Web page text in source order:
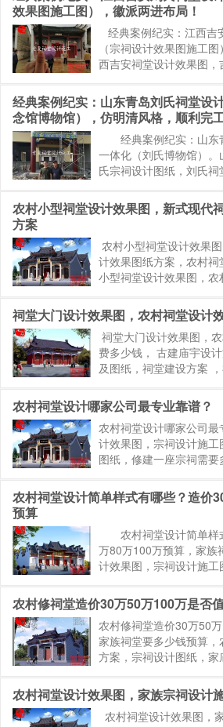
米，属于中大...
效果图施工图），徽派两进布局！
经典案例纪实：江西吉
（宗祠设计效果图施工
西吉安祠堂设计效果图，
平米，由老夏设计提供
采用两进加天井的布局...
经典案例纪实：山东青岛刘氏祠堂设
念馆博物馆），仿明清风格，顺利完
经典案例纪实：山东
一体化（刘氏博物馆）
氏宗祠设计图纸，刘氏祠
计施工。本刘氏宗祠占
人老夏设计施工一...
农村小型祠堂设计效果图，新式现代
方案
农村小型祠堂设计效果
计效果图纸方案，农村祠
小型祠堂设计效果图，
一间，40万农村祠堂效果
怎么建。造价30...
祠堂大门设计效果图，农村祠堂设计
祠堂大门设计效果图，
费多少钱， 古建庙宇设
及图纸，祠堂建设方案
价30万祠堂设计图，祖厅
单祠堂图片，以...
农村祠堂设计哪家公司最专业靠谱？
农村祠堂设计哪家公司
计效果图，宗祠设计施
图纸，修建一座宗祠需
宗祠设计平面图布局图
计，仿明清款式仿徽派
农村祠堂设计简单样式有哪些？造价
预算
农村祠堂设计简单样
万80万100万预算，家族
计效果图，宗祠设计施
式图片。以下案例有作
堂...
农村修祠堂造价30万50万100万是否
农村修祠堂造价30万50
家族祠堂要多少钱预算
方案，宗祠设计图纸，家
费标准。村庙设计图，农
造价40万农村祠堂效果...
农村祠堂设计效果图，家族宗祠设计
农村祠堂设计效果图，